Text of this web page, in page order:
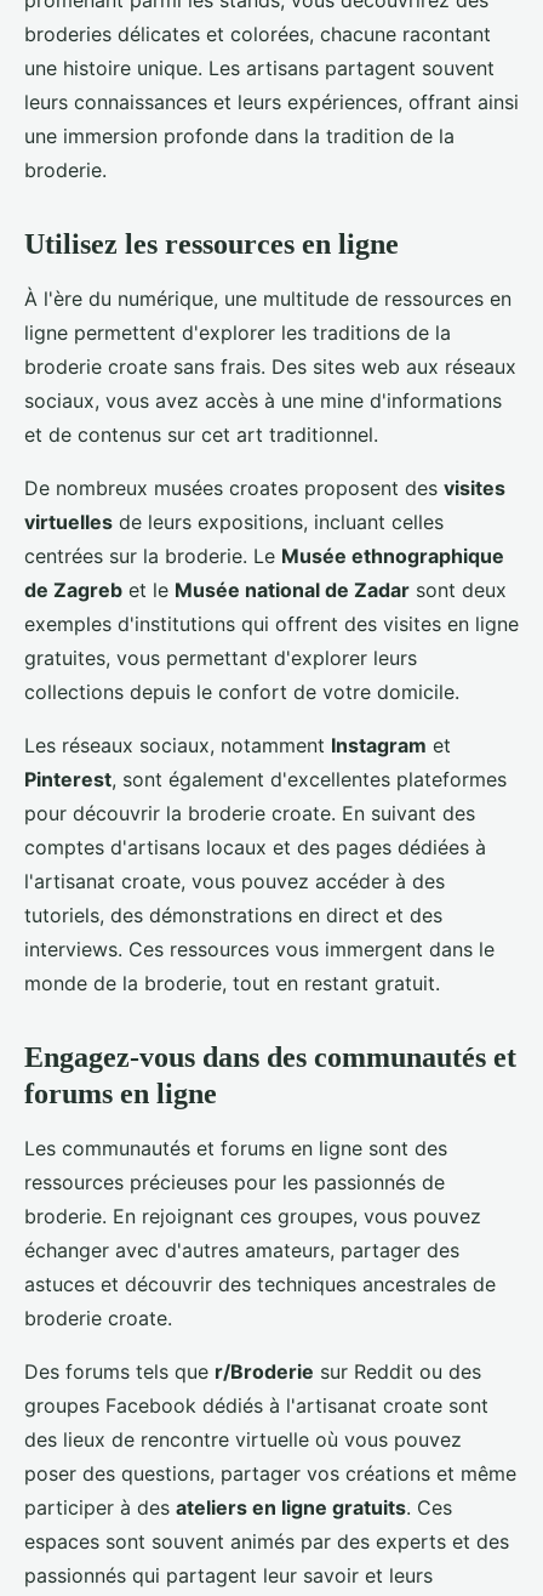
broderies délicates et colorées, chacune racontant
une histoire unique. Les artisans partagent souvent
leurs connaissances et leurs expériences, offrant ainsi
une immersion profonde dans la tradition de la
broderie.
Utilisez les ressources en ligne
À l'ère du numérique, une multitude de ressources en
ligne permettent d'explorer les traditions de la
broderie croate sans frais. Des sites web aux réseaux
sociaux, vous avez accès à une mine d'informations
et de contenus sur cet art traditionnel.
De nombreux musées croates proposent des visites
virtuelles de leurs expositions, incluant celles
centrées sur la broderie. Le Musée ethnographique
de Zagreb et le Musée national de Zadar sont deux
exemples d'institutions qui offrent des visites en ligne
gratuites, vous permettant d'explorer leurs
collections depuis le confort de votre domicile.
Les réseaux sociaux, notamment Instagram et
Pinterest, sont également d'excellentes plateformes
pour découvrir la broderie croate. En suivant des
comptes d'artisans locaux et des pages dédiées à
l'artisanat croate, vous pouvez accéder à des
tutoriels, des démonstrations en direct et des
interviews. Ces ressources vous immergent dans le
monde de la broderie, tout en restant gratuit.
Engagez-vous dans des communautés et
forums en ligne
Les communautés et forums en ligne sont des
ressources précieuses pour les passionnés de
broderie. En rejoignant ces groupes, vous pouvez
échanger avec d'autres amateurs, partager des
astuces et découvrir des techniques ancestrales de
broderie croate.
Des forums tels que r/Broderie sur Reddit ou des
groupes Facebook dédiés à l'artisanat croate sont
des lieux de rencontre virtuelle où vous pouvez
poser des questions, partager vos créations et même
participer à des ateliers en ligne gratuits. Ces
espaces sont souvent animés par des experts et des
passionnés qui partagent leur savoir et leurs